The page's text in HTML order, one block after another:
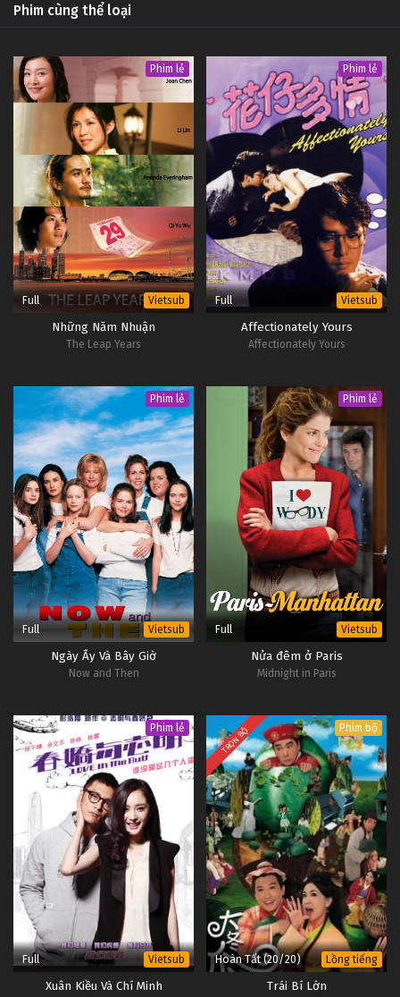
29 Cuộc Sống Hôn Nhân Tập 29
Thuyết
Minh
Cuộc Sống Hôn Nhân Tập 28
Thuyết
Minh
27 Cuộc Sống Hôn Nhân Tập 27
Thuyết
Minh
26 Cuộc Sống Hôn Nhân Tập 26
Thuyết
Minh
Phim cùng thể loại
Phim lẻ
Full Vietsub
Những Năm Nhuận
The Leap Years
Phim lẻ
Full Vietsub
Affectionately Yours
Affectionately Yours
Phim lẻ
Full Vietsub
Ngày Ấy Và Bây Giờ
Now and Then
Phim lẻ
Full Vietsub
Nửa đêm ở Paris
Midnight in Paris
Phim lẻ
Full Vietsub
Xuân Kiều Và Chí Minh
TRỌN BỘ Phim bộ
Hoàn Tất (20/20) Lồng tiếng
Trái Bí Lớn